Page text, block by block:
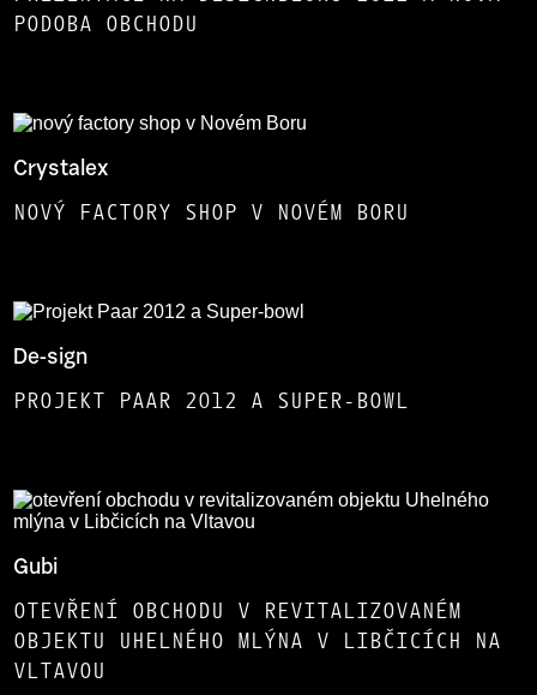
PODOBA OBCHODU
Crystalex
NOVÝ FACTORY SHOP V NOVÉM BORU
De-sign
PROJEKT PAAR 2012 A SUPER-BOWL
Gubi
OTEVŘENÍ OBCHODU V REVITALIZOVANÉM
OBJEKTU UHELNÉHO MLÝNA V LIBČICÍCH NA
VLTAVOU